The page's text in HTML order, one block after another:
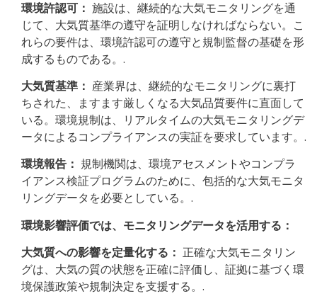
環境許認可： 施設は、継続的な大気モニタリングを通
じて、大気質基準の遵守を証明しなければならない。こ
れらの要件は、環境許認可の遵守と規制監督の基礎を形
成するものである。.
大気質基準： 産業界は、継続的なモニタリングに裏打
ちされた、ますます厳しくなる大気品質要件に直面して
いる。環境規制は、リアルタイムの大気モニタリングデ
ータによるコンプライアンスの実証を要求しています。.
環境報告： 規制機関は、環境アセスメントやコンプラ
イアンス検証プログラムのために、包括的な大気モニタ
リングデータを必要としている。.
環境影響評価では、モニタリングデータを活用する：
大気質への影響を定量化する： 正確な大気モニタリン
グは、大気の質の状態を正確に評価し、証拠に基づく環
境保護政策や規制決定を支援する。.